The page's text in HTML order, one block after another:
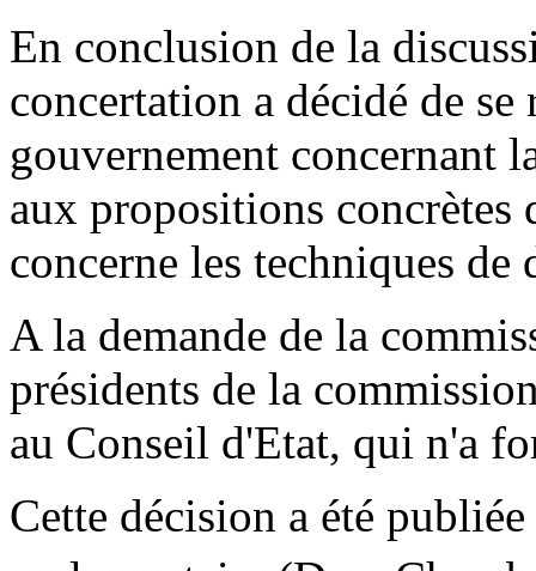
En conclusion de la
concertation a décidé de
gouvernement concernant
aux propositions
concerne les techniques
A la demande de la
présidents de la
au Conseil d'Etat, qui n'a
Cette décision a été